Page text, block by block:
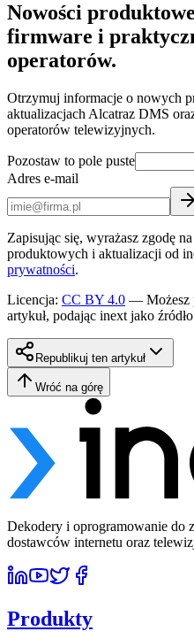
Nowości
firmware i
operatorów.
Otrzymuj informacje o nowych
aktualizacjach Alcatraz DMS
operatorów telewizyjnych.
Pozostaw to pole puste
Adres e-mail
Zapisując się, wyrażasz zgodę
produktowych i aktualizacji od
prywatności.
Licencja: CC BY 4.0 — Możesz
artykuł, podając inext jako
Republikuj ten artykuł
Wróć na górę
Dekodery i oprogramowanie do
dostawców internetu oraz
Produkty